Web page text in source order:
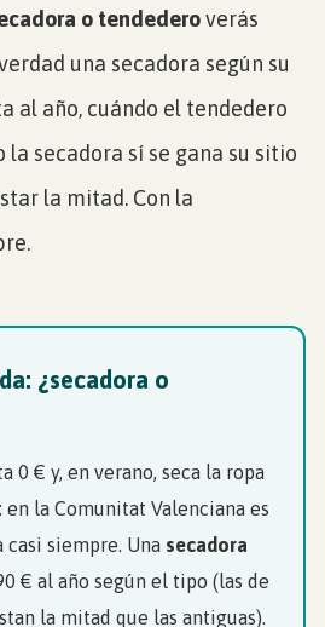
o tendederoverás
una secadora según su
al año, cuándo el tendedero
secadora sí se gana su sitio
la mitad. Con la
¿secadora o
0 € y, en verano, seca la ropa
en la Comunitat Valenciana es
casi siempre. Una secadora
€ al año según el tipo (las de
la mitad que las antiguas).